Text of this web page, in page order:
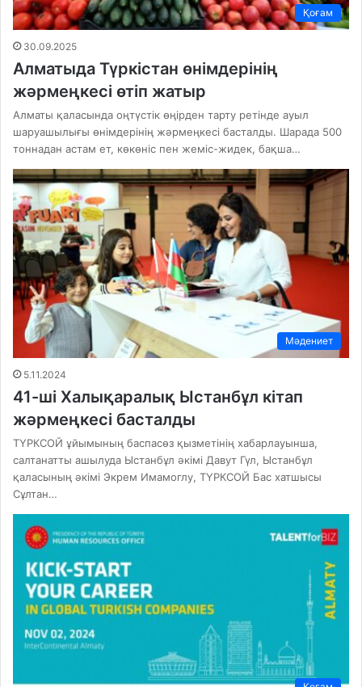
Қоғам
30.09.2025
Алматыда Түркістан өнімдерінің
жәрмеңкесі өтіп жатыр
Алматы қаласында оңтүстік өңірден тарту ретінде ауыл
шаруашылығы өнімдерінің жәрмеңкесі басталды. Шарада 500
тоннадан астам ет, көкөніс пен жеміс-жидек, бақша…
Мәдениет
5.11.2024
41-ші Халықаралық Ыстанбұл кітап
жәрмеңкесі басталды
ТҮРКСОЙ ұйымының баспасөз қызметінің хабарлауынша,
салтанатты ашылуда Ыстанбұл әкімі Давут Гүл, Ыстанбұл
қаласының әкімі Экрем Имамоглу, ТҮРКСОЙ Бас хатшысы
Сұлтан…